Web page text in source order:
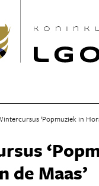
‘Popmuziek in
de Maas’